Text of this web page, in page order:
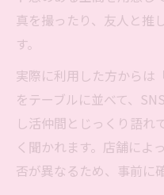
力
整理番号待ち
池袋で推し活前
空間
静かに過ごせ
真を撮ったり、友人と推
す。
実際に利用した方からは
をテーブルに並べて、
し活仲間とじっくり語れ
く聞かれます。店舗によ
否が異なるため、事前に